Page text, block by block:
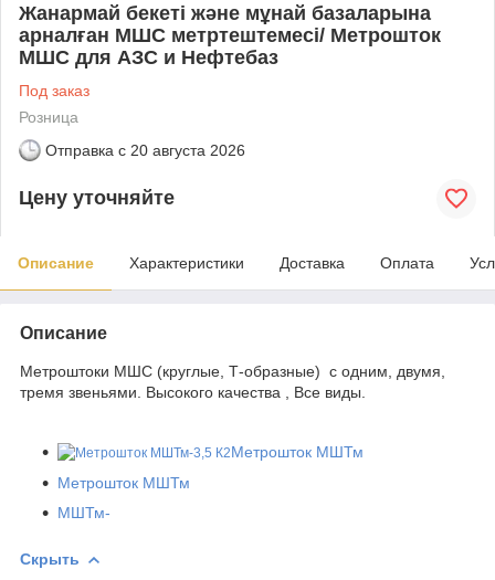
Жанармай бекеті және мұнай базаларына
арналған МШС метртештемесі/ Метрошток
МШС для АЗС и Нефтебаз
Под заказ
Розница
Отправка с 20 августа 2026
Цену уточняйте
Описание Характеристики Доставка Оплата
Описание
Метроштоки МШС (круглые, Т-образные) с одним, двумя,
тремя звеньями. Высокого качества , Все виды.
Метрошток МШТм
Метрошток МШТм
МШТм-
Скрыть